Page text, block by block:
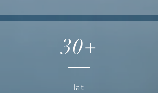
30+
lat